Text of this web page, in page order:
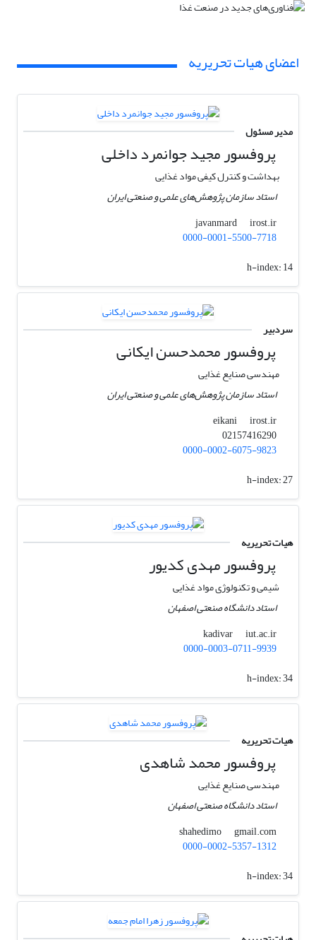
اعضای هیات تحریریه
مدیر مسئول
پروفسور ﻣﺠﯿﺪ ﺟﻮاﻧﻤﺮد داخلی
بهداشت و کنترل کیفی مواد غذایی
استاد سازمان پژوهش‌های علمی و صنعتی ایران
javanmard
irost.ir
0000-0001-5500-7718
h-index:14
سردبیر
پروفسور ﻣﺤﻤﺪﺣﺴﻦ اﯾﮑﺎﻧﯽ
مهندسی صنایع غذایی
استاد سازمان پژوهش‌های علمی و صنعتی ایران
eikani
irost.ir
02157416290
0000-0002-6075-9823
h-index:27
هیات تحریریه
پروفسور مهدی کدیور
شیمی و تکنولوژی مواد غذایی
استاد دانشگاه صنعتی اصفهان
kadivar
iut.ac.ir
0000-0003-0711-9939
h-index:34
هیات تحریریه
پروفسور محمد شاهدی
مهندسی صنایع غذایی
استاد دانشگاه صنعتی اصفهان
shahedimo
gmail.com
0000-0002-5357-1312
h-index:34